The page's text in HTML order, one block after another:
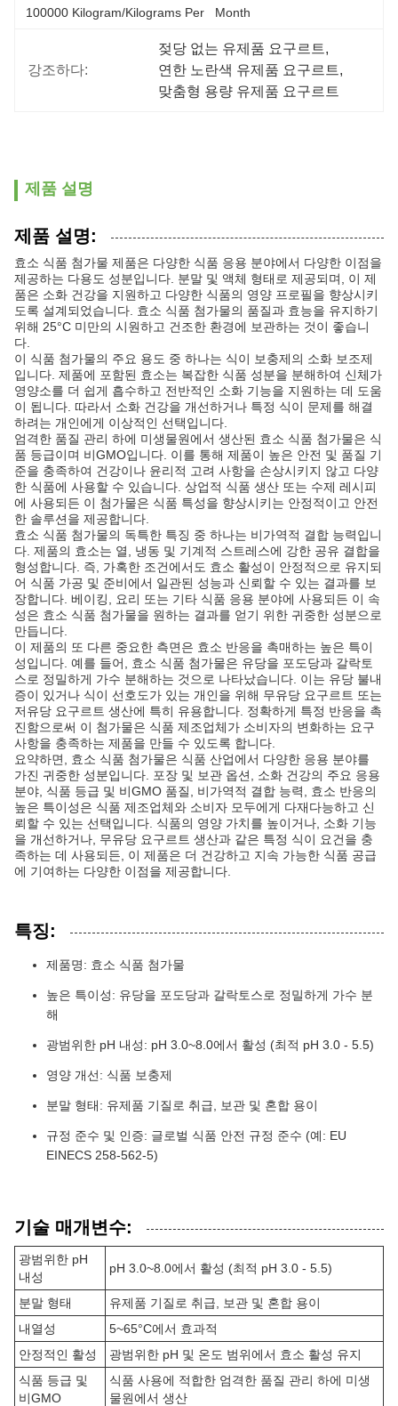
100000 Kilogram/Kilograms Per   Month
강조하다:
젖당 없는 유제품 요구르트,
연한 노란색 유제품 요구르트,
맞춤형 용량 유제품 요구르트
제품 설명
제품 설명:
효소 식품 첨가물 제품은 다양한 식품 응용 분야에서 다양한 이점을
제공하는 다용도 성분입니다. 분말 및 액체 형태로 제공되며, 이 제
품은 소화 건강을 지원하고 다양한 식품의 영양 프로필을 향상시키
도록 설계되었습니다. 효소 식품 첨가물의 품질과 효능을 유지하기
위해 25°C 미만의 시원하고 건조한 환경에 보관하는 것이 좋습니
다.
이 식품 첨가물의 주요 용도 중 하나는 식이 보충제의 소화 보조제
입니다. 제품에 포함된 효소는 복잡한 식품 성분을 분해하여 신체가
영양소를 더 쉽게 흡수하고 전반적인 소화 기능을 지원하는 데 도움
이 됩니다. 따라서 소화 건강을 개선하거나 특정 식이 문제를 해결
하려는 개인에게 이상적인 선택입니다.
엄격한 품질 관리 하에 미생물원에서 생산된 효소 식품 첨가물은 식
품 등급이며 비GMO입니다. 이를 통해 제품이 높은 안전 및 품질 기
준을 충족하여 건강이나 윤리적 고려 사항을 손상시키지 않고 다양
한 식품에 사용할 수 있습니다. 상업적 식품 생산 또는 수제 레시피
에 사용되든 이 첨가물은 식품 특성을 향상시키는 안정적이고 안전
한 솔루션을 제공합니다.
효소 식품 첨가물의 독특한 특징 중 하나는 비가역적 결합 능력입니
다. 제품의 효소는 열, 냉동 및 기계적 스트레스에 강한 공유 결합을
형성합니다. 즉, 가혹한 조건에서도 효소 활성이 안정적으로 유지되
어 식품 가공 및 준비에서 일관된 성능과 신뢰할 수 있는 결과를 보
장합니다. 베이킹, 요리 또는 기타 식품 응용 분야에 사용되든 이 속
성은 효소 식품 첨가물을 원하는 결과를 얻기 위한 귀중한 성분으로
만듭니다.
이 제품의 또 다른 중요한 측면은 효소 반응을 촉매하는 높은 특이
성입니다. 예를 들어, 효소 식품 첨가물은 유당을 포도당과 갈락토
스로 정밀하게 가수 분해하는 것으로 나타났습니다. 이는 유당 불내
증이 있거나 식이 선호도가 있는 개인을 위해 무유당 요구르트 또는
저유당 요구르트 생산에 특히 유용합니다. 정확하게 특정 반응을 촉
진함으로써 이 첨가물은 식품 제조업체가 소비자의 변화하는 요구
사항을 충족하는 제품을 만들 수 있도록 합니다.
요약하면, 효소 식품 첨가물은 식품 산업에서 다양한 응용 분야를
가진 귀중한 성분입니다. 포장 및 보관 옵션, 소화 건강의 주요 응용
분야, 식품 등급 및 비GMO 품질, 비가역적 결합 능력, 효소 반응의
높은 특이성은 식품 제조업체와 소비자 모두에게 다재다능하고 신
뢰할 수 있는 선택입니다. 식품의 영양 가치를 높이거나, 소화 기능
을 개선하거나, 무유당 요구르트 생산과 같은 특정 식이 요건을 충
족하는 데 사용되든, 이 제품은 더 건강하고 지속 가능한 식품 공급
에 기여하는 다양한 이점을 제공합니다.
특징:
제품명: 효소 식품 첨가물
높은 특이성: 유당을 포도당과 갈락토스로 정밀하게 가수 분
해
광범위한 pH 내성: pH 3.0~8.0에서 활성 (최적 pH 3.0 - 5.5)
영양 개선: 식품 보충제
분말 형태: 유제품 기질로 취급, 보관 및 혼합 용이
규정 준수 및 인증: 글로벌 식품 안전 규정 준수 (예: EU
EINECS 258-562-5)
기술 매개변수:
광범위한 pH
내성
pH 3.0~8.0에서 활성 (최적 pH 3.0 - 5.5)
분말 형태
유제품 기질로 취급, 보관 및 혼합 용이
내열성
5~65°C에서 효과적
안정적인 활성
광범위한 pH 및 온도 범위에서 효소 활성 유지
식품 등급 및
비GMO
식품 사용에 적합한 엄격한 품질 관리 하에 미생
물원에서 생산